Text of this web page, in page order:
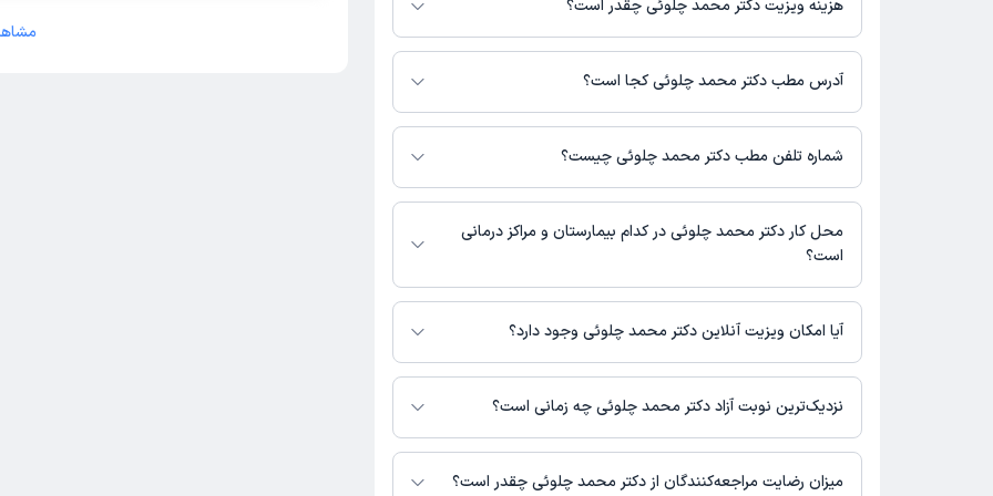
هزینه ویزیت دکتر محمد چلوئی چقدر است؟
برای اطلاع از هزینه ویزیت دکتر محمد چلوئی، لازم است با مطب تماس بگیرید.
آدرس مطب دکتر محمد چلوئی کجا است؟
اطلاعات مربوط به آدرس مطب دکتر محمد چلوئی در حال حاضر در دسترس نیست. برای
دریافت اطلاعات دقیق‌تر، لطفاً با مطب تماس بگیرید.
شماره تلفن مطب دکتر محمد چلوئی چیست؟
شماره تماس مطب دکتر محمد چلوئی در حال حاضر در این صفحه ثبت نشده است.
محل کار دکتر محمد چلوئی در کدام بیمارستان و مراکز درمانی
است؟
اطلاعاتی درباره محل فعالیت دکتر محمد چلوئی در مراکز درمانی در دسترس نیست.
آیا امکان ویزیت آنلاین دکتر محمد چلوئی وجود دارد؟
در حال حاضر اطلاعاتی درباره ارائه ویزیت آنلاین توسط دکتر محمد چلوئی در دسترس
نیست. برای دریافت اطلاعات دقیق‌تر، لطفاً با مطب تماس بگیرید.
نزدیک‌ترین نوبت آزاد دکتر محمد چلوئی چه زمانی است؟
زمان نوبت‌دهی و پذیرش بیماران با هماهنگی مطب مشخص می‌شود.
میزان رضایت مراجعه‌کنندگان از دکتر محمد چلوئی چقدر است؟